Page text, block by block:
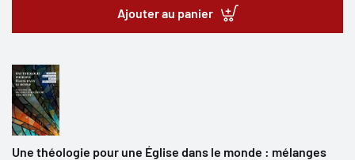
Ajouter au panier
Une théologie pour une Église dans le monde : mélanges